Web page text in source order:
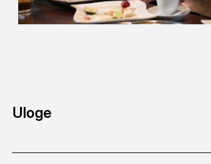
Uloge